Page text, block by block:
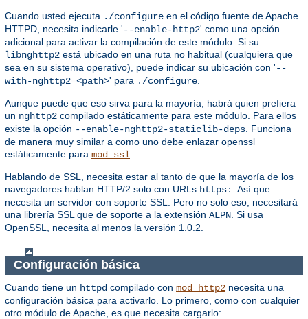
Cuando usted ejecuta ./configure en el código fuente de Apache
HTTPD, necesita indicarle '--enable-http2' como una opción
adicional para activar la compilación de este módulo. Si su
libnghttp2 está ubicado en una ruta no habitual (cualquiera que
sea en su sistema operativo), puede indicar su ubicación con '--
with-nghttp2=<path>' para ./configure
Aunque puede que eso sirva para la mayoría, habrá quien prefiera
un nghttp2 compilado estáticamente para este módulo. Para ellos
existe la opción --enable-nghttp2-staticlib-deps . Funciona
de manera muy similar a como uno debe enlazar openssl
estáticamente para mod_ssl
Hablando de SSL, necesita estar al tanto de que la mayoría de los
navegadores hablan HTTP/2 solo con URLs https:
. Así que
necesita un servidor con soporte SSL. Pero no solo eso, necesitará
una librería SSL que de soporte a la extensión ALPN . Si usa
OpenSSL, necesita al menos la versión 1.0.2.
Configuración básica
Cuando tiene un httpd compilado con mod_http2 necesita una
configuración básica para activarlo. Lo primero, como con cualquier
otro módulo de Apache, es que necesita cargarlo: